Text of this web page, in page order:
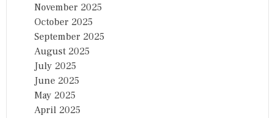
November 2025
October 2025
September 2025
August 2025
July 2025
June 2025
May 2025
April 2025